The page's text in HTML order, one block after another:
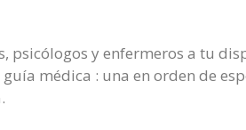
psicólogos y enfermeros a tu
médica : una en orden de